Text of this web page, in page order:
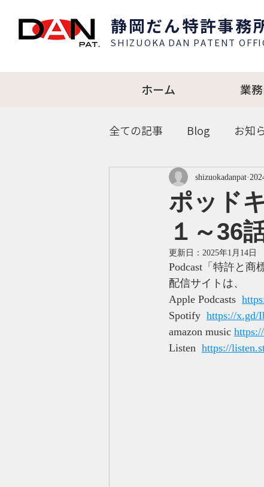
静岡だん特許事務
SHIZUOKA DAN PATENT
ホーム 業
全ての記事 Blog お知
ポッド
１～36
shizuokadanpat
更新日： 2025年1月14日
Podcast「特許と商
配信サイトは、
Apple Podcasts
Spotify https://x.gd/
amazon music
Listen https://